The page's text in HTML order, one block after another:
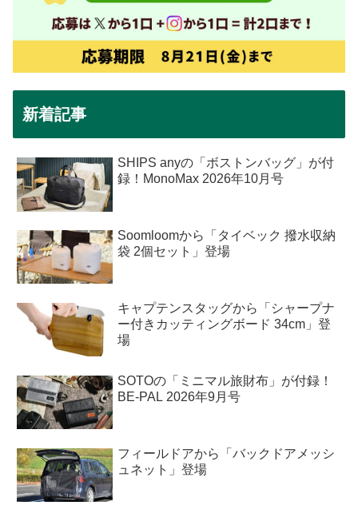
新着記事
SHIPS anyの「ボストンバッグ」が付
録！MonoMax 2026年10月号
Soomloomから「タイベック 撥水収納
袋 2個セット」登場
キャプテンスタッグから「シャープナ
ー付きカッティングボード 34cm」登
場
SOTOの「ミニマル旅財布」が付録！
BE-PAL 2026年9月号
フィールドアから「バックドアメッシ
ュネット」登場